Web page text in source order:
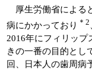
厚生労働省による
病にかかっており ＊2
2016年にフィリップ
きの一番の目的とし
回、日本人の歯周病